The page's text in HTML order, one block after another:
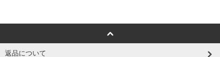
返品について